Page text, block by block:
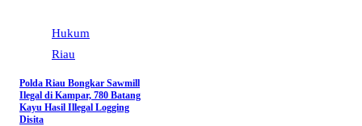
Hukum
Riau
Polda Riau Bongkar Sawmill
Ilegal di Kampar, 780 Batang
Kayu Hasil Illegal Logging
Disita